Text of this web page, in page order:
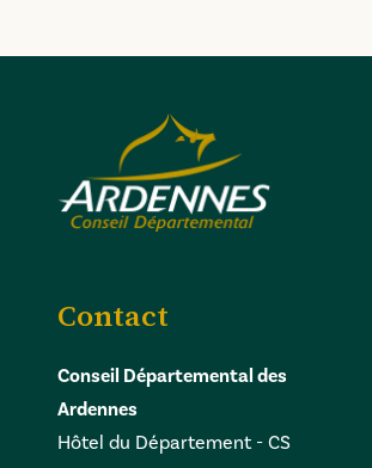
Contact
Conseil Départemental des
Ardennes
Hôtel du Département - CS